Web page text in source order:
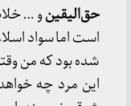
حق‌الیقینو …
است اما سواد
شده بود که من
این مرد چه